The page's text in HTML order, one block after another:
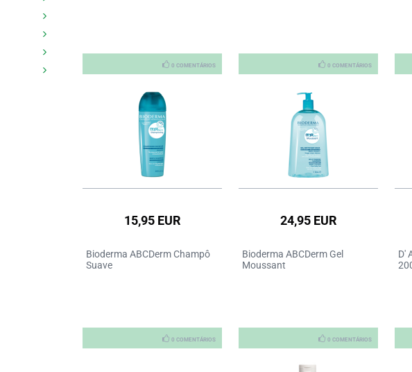
0 COMENTÁRIOS 0 COMENTÁRIOS
15,95 EUR
Bioderma ABCDerm Champô
Suave
0 COMENTÁRIOS
24,95 EUR
Bioderma ABCDerm Gel
Moussant
0 COMENTÁRIOS
D'